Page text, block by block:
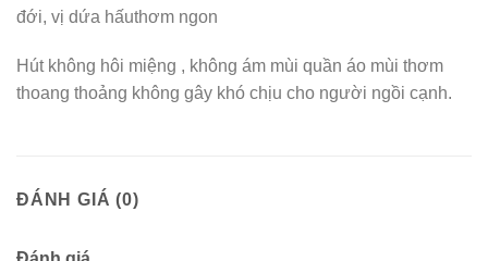
đới, vị dứa hấuthơm ngon
Hút không hôi miệng , không ám mùi quần áo mùi thơm
thoang thoảng không gây khó chịu cho người ngồi cạnh.
ĐÁNH GIÁ (0)